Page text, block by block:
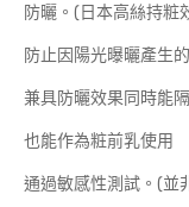
防曬。(日本高絲持粧
防止因陽光曝曬產生
兼具防曬效果同時能
也能作為粧前乳使用
通過敏感性測試。(並